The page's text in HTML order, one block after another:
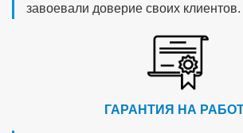
завоевали доверие своих клиентов.
ГАРАНТИЯ НА